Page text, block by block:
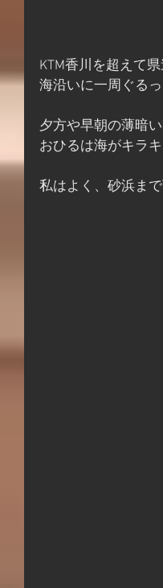
KTM香川を超えて
海沿いに一周ぐる
夕方や早朝の薄暗
おひるは海がキラ
私はよく、砂浜ま